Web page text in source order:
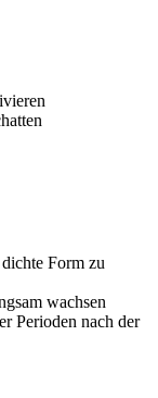
Form zu
wachsen
Perioden nach der